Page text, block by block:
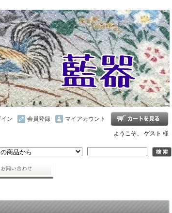
マイアカウント
会員登録
イン
ようこそ、 ゲスト 様